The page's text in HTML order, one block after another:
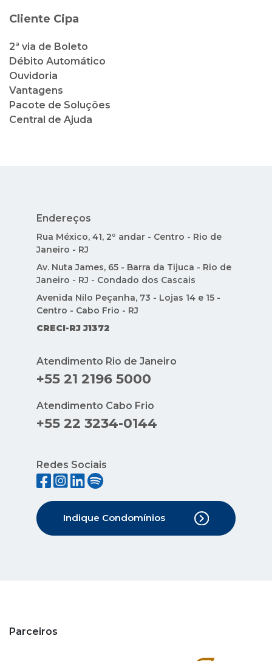
Cliente Cipa
2ª via de Boleto
Débito Automático
Ouvidoria
Vantagens
Pacote de Soluções
Central de Ajuda
Endereços
Rua México, 41, 2º andar - Centro - Rio de
Janeiro - RJ
Av. Nuta James, 65 - Barra da Tijuca - Rio de
Janeiro - RJ - Condado dos Cascais
Avenida Nilo Peçanha, 73 - Lojas 14 e 15 -
Centro - Cabo Frio - RJ
CRECI-RJ J1372
Atendimento Rio de Janeiro
+55 21 2196 5000
Atendimento Cabo Frio
+55 22 3234-0144
Redes Sociais
Indique Condomínios
Parceiros